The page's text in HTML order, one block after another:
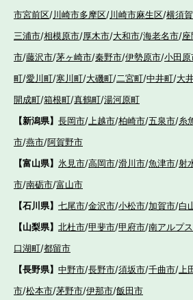
市宮前区/川崎市多摩区/川崎市麻生区/横須
三浦市/相模原市/厚木市/大和市/海老名市/
市/藤沢市/茅ヶ崎市/秦野市/伊勢原市/小田原
町/愛川町/寒川町/大磯町/二宮町/中井町/大
開成町/箱根町/真鶴町/湯河原町
【新潟県】 長岡市/上越市/柏崎市/五泉市/糸
市/燕市/阿賀野市
【富山県】 氷見市/高岡市/滑川市/魚津市/射
市/南砺市/富山市
【石川県】 七尾市/金沢市/小松市/加賀市/白
【山梨県】 北杜市/甲斐市/甲府市/南アルプ
口湖町/都留市
【長野県】 中野市/長野市/須坂市/千曲市/上
市/松本市/茅野市/伊那市/飯田市